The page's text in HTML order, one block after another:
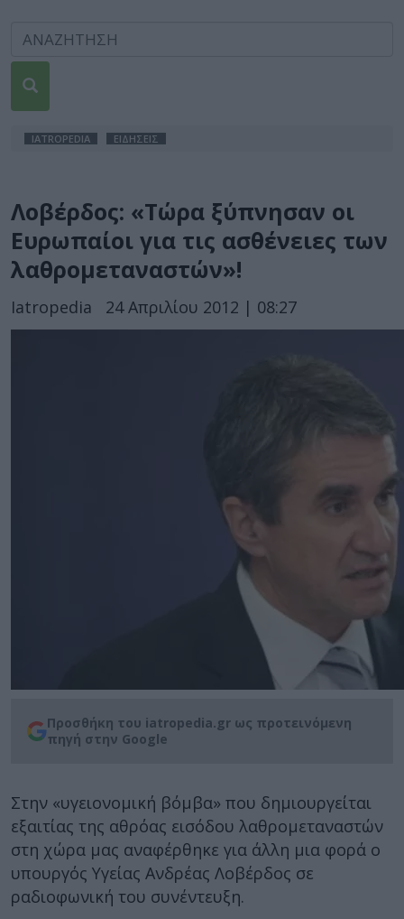
IATROPEDIA ΕΙΔΗΣΕΙΣ
Λοβέρδος: «Τώρα ξύπνησαν οι
Ευρωπαίοι για τις ασθένειες των
λαθρομεταναστών»!
Iatropedia 24 Απριλίου 2012 | 08:27
Προσθήκη του iatropedia.gr ως προτεινόμενη
πηγή στην Google
Στην «υγειονομική βόμβα» που δημιουργείται
εξαιτίας της αθρόας εισόδου λαθρομεταναστών
στη χώρα μας αναφέρθηκε για άλλη μια φορά ο
υπουργός Υγείας Ανδρέας Λοβέρδος σε
ραδιοφωνική του συνέντευξη.